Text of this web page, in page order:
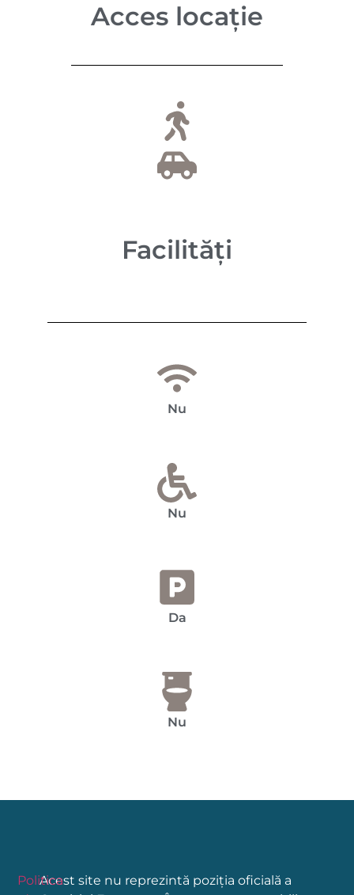
Acces locație
Facilități
Nu
Nu
Da
Nu
Acest site nu reprezintă poziția oficială a
Politica